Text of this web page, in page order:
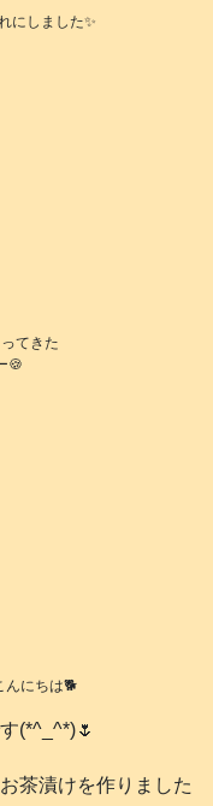
にしました✨
てきた
🍪
んにちは🐕️
(*^_^*)🌷
茶漬けを作りました